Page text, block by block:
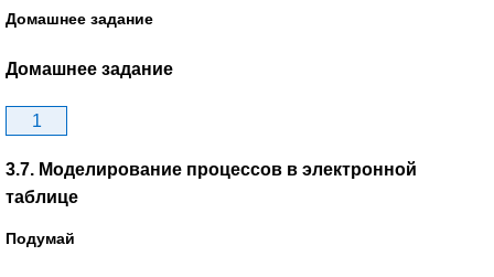
Домашнее задание
Домашнее задание
1
3.7. Моделирование процессов в электронной
таблице
Подумай